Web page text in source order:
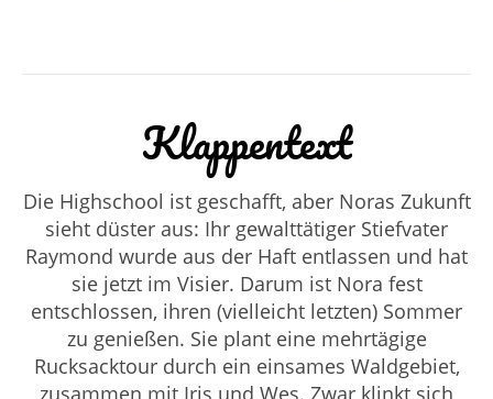
Klappentext
Die Highschool ist geschafft, aber Noras Zukunft
sieht düster aus: Ihr gewalttätiger Stiefvater
Raymond wurde aus der Haft entlassen und hat
sie jetzt im Visier. Darum ist Nora fest
entschlossen, ihren (vielleicht letzten) Sommer
zu genießen. Sie plant eine mehrtägige
Rucksacktour durch ein einsames Waldgebiet,